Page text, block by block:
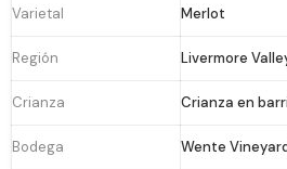
Varietal Merlot
Región Livermore
Crianza Crianza en
Bodega Wente